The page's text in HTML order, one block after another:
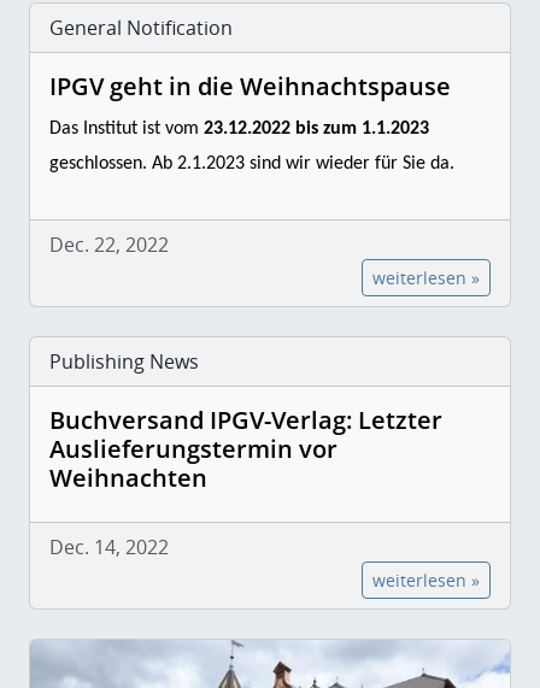
General Notification
IPGV geht in die Weihnachtspause
Das Institut ist vom 23.12.2022 bis zum 1.1.2023
geschlossen. Ab 2.1.2023 sind wir wieder für Sie da.
Dec. 22, 2022
weiterlesen »
Publishing News
Buchversand IPGV-Verlag: Letzter
Auslieferungstermin vor
Weihnachten
Dec. 14, 2022
weiterlesen »